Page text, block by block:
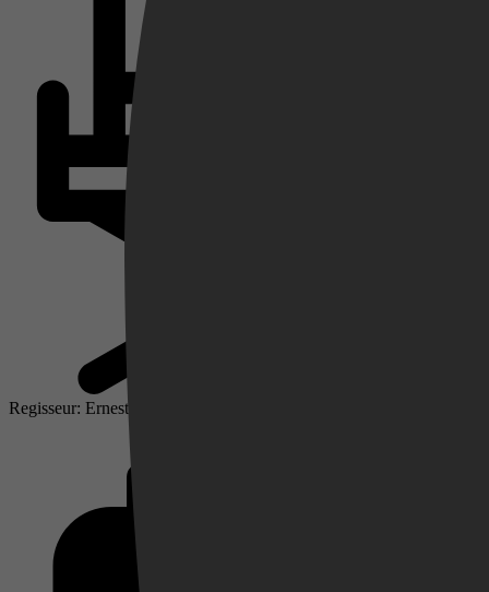
Regisseur: Ernesto Alemany